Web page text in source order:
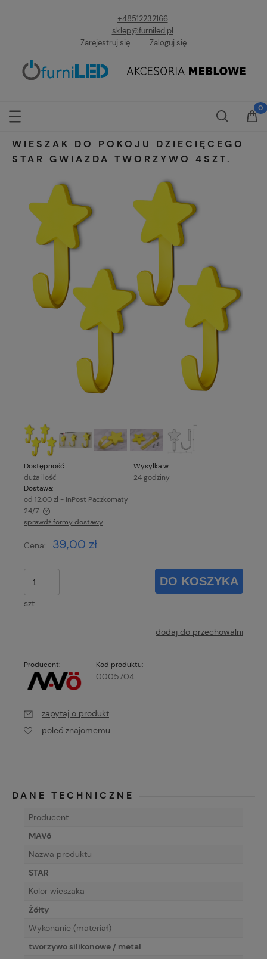
+48512232166
sklep@furniled.pl
Zarejestruj się
Zaloguj się
WIESZAK DO POKOJU DZIECIĘCEGO
STAR GWIAZDA TWORZYWO 4SZT.
Dostępność:
duża ilość
Wysyłka w:
24 godziny
Dostawa:
od 12,00 zł - InPost Paczkomaty
24/7
Cena nie zawiera ewentualnych kosztów płatności
sprawdź formy dostawy
Cena: 39,00 zł
szt.
DO KOSZYKA
dodaj do przechowalni
Producent: Kod produktu:
0005704
zapytaj o produkt
poleć znajomemu
DANE TECHNICZNE
Producent
MAVö
Nazwa produktu
STAR
Kolor wieszaka
Żółty
Wykonanie (materiał)
tworzywo silikonowe / metal